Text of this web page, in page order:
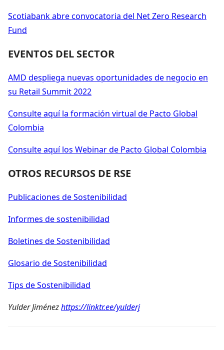
Scotiabank abre convocatoria del Net Zero Research
Fund
EVENTOS DEL SECTOR
AMD despliega nuevas oportunidades de negocio en
su Retail Summit 2022
Consulte aquí la formación virtual de Pacto Global
Colombia
Consulte aquí los Webinar de Pacto Global Colombia
OTROS RECURSOS DE RSE
Publicaciones de Sostenibilidad
Informes de sostenibilidad
Boletines de Sostenibilidad
Glosario de Sostenibilidad
Tips de Sostenibilidad
Yulder Jiménezhttps://linktr.ee/yulderj